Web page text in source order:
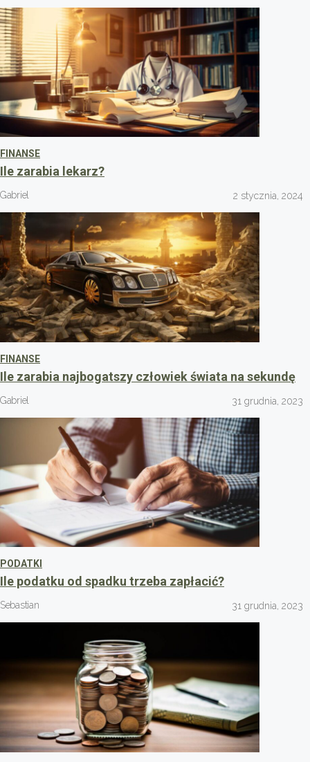
FINANSE
Ile zarabia lekarz?
Gabriel 2 stycznia, 2024
FINANSE
Ile zarabia najbogatszy człowiek świata na sekundę
Gabriel 31 grudnia, 2023
PODATKI
Ile podatku od spadku trzeba zapłacić?
Sebastian 31 grudnia, 2023